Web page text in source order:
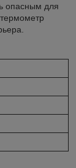
опасным для